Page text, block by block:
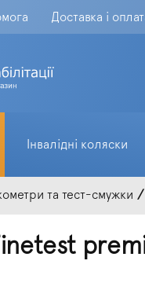
Доставка і
Інвалідні коляски
та тест-смужки